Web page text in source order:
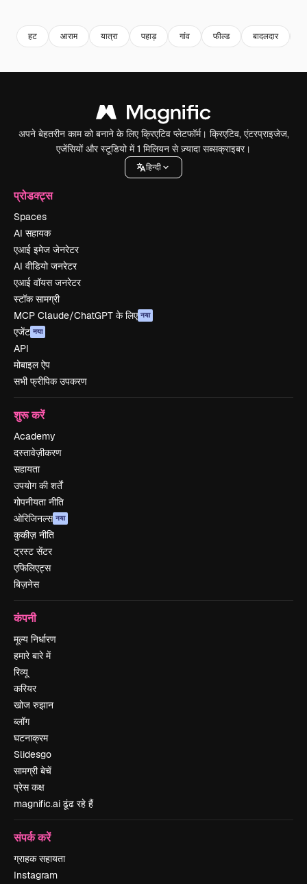
हट आराम यात्रा पहाड़ गांव फील्ड बादलदार
अपने बेहतरीन काम को बनाने के लिए क्रिएटिव प्लेटफॉर्म। क्रिएटिव, एंटरप्राइजेज,
एजेंसियों और स्टूडियो में 1 मिलियन से ज़्यादा सब्सक्राइबर।
हिन्दी
प्रोडक्ट्स
Spaces
AI सहायक
एआई इमेज जेनरेटर
AI वीडियो जनरेटर
एआई वॉयस जनरेटर
स्टॉक सामग्री
MCP Claude/ChatGPT के लिए नया
एजेंट नया
API
मोबाइल ऐप
सभी फ्रीपिक उपकरण
शुरू करें
Academy
दस्तावेज़ीकरण
सहायता
उपयोग की शर्तें
गोपनीयता नीति
ओरिजिनल्स नया
कुकीज़ नीति
ट्रस्ट सेंटर
एफिलिएट्स
बिज़नेस
कंपनी
मूल्य निर्धारण
हमारे बारे में
रिव्यू
करियर
खोज रुझान
ब्लॉग
घटनाक्रम
Slidesgo
सामग्री बेचें
प्रेस कक्ष
magnific.ai ढूंढ रहे हैं
संपर्क करें
ग्राहक सहायता
Instagram